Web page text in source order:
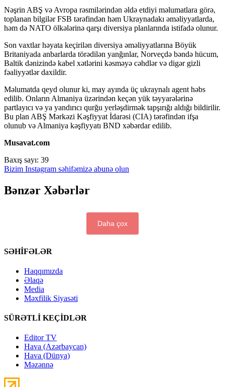
Nəşrin ABŞ və Avropa rəsmilərindən əldə etdiyi məlumatlara görə,
toplanan bilgilər FSB tərəfindən həm Ukraynadakı əməliyyatlarda,
həm də NATO ölkələrinə qarşı diversiya planlarında istifadə olunur.
Son vaxtlar həyata keçirilən diversiya əməliyyatlarına Böyük
Britaniyada anbarlarda törədilən yanğınlar, Norveçdə bəndə hücum,
Baltik dənizində kabel xətlərini kəsməyə cəhdlər və digər gizli
fəaliyyətlər daxildir.
Məlumatda qeyd olunur ki, may ayında üç ukraynalı agent həbs
edilib. Onların Almaniya üzərindən keçən yük təyyarələrinə
partlayıcı və ya yandırıcı qurğu yerləşdirmək tapşırığı aldığı bildirilir.
Bu plan ABŞ Mərkəzi Kəşfiyyat İdarəsi (CIA) tərəfindən ifşa
olunub və Almaniya kəşfiyyatı BND xəbərdar edilib.
Musavat.com
Baxış sayı: 39
Bizim Instagram səhifəmizə abunə olun
Bənzər Xəbərlər
Daha çox
SƏHİFƏLƏR
Haqqımızda
Əlaqə
Media
Məxfilik Siyasəti
SÜRƏTLİ KEÇİDLƏR
Editor TV
Hava (Azərbaycan)
Hava (Dünya)
Məzənnə